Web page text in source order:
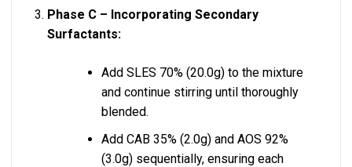
Phase C – Incorporating Secondary
Surfactants:
Add SLES 70% (20.0g) to the mixture
and continue stirring until thoroughly
blended.
Add CAB 35% (2.0g) and AOS 92%
(3.0g) sequentially, ensuring each